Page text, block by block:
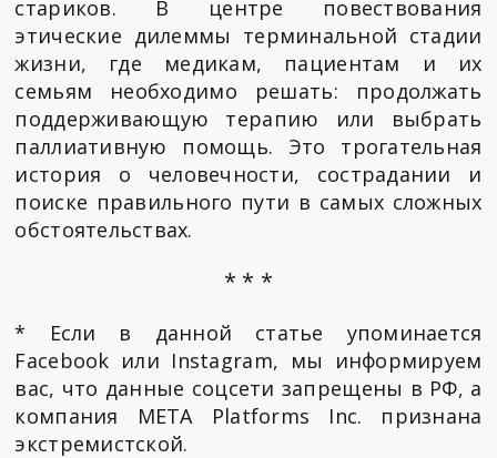
стариков. В центре повествования
этические дилеммы терминальной стадии
жизни, где медикам, пациентам и их
семьям необходимо решать: продолжать
поддерживающую терапию или выбрать
паллиативную помощь. Это трогательная
история о человечности, сострадании и
поиске правильного пути в самых сложных
обстоятельствах.
* * *
* Если в данной статье упоминается
Facebook или Instagram, мы информируем
вас, что данные соцсети запрещены в РФ, а
компания META Platforms Inc. признана
экстремистской.